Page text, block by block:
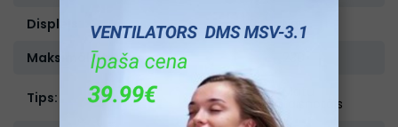
Displejs:
Nav
Maksimālā temperatūra:
Tips:
taisnotājs